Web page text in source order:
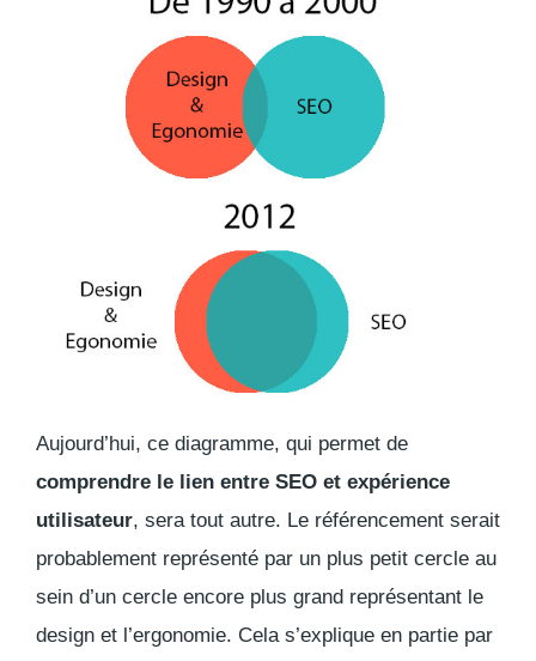
Aujourd’hui, ce diagramme, qui permet de
comprendre le lien entre SEO et expérience
utilisateur, sera tout autre. Le référencement serait
probablement représenté par un plus petit cercle au
sein d’un cercle encore plus grand représentant le
design et l’ergonomie. Cela s’explique en partie par